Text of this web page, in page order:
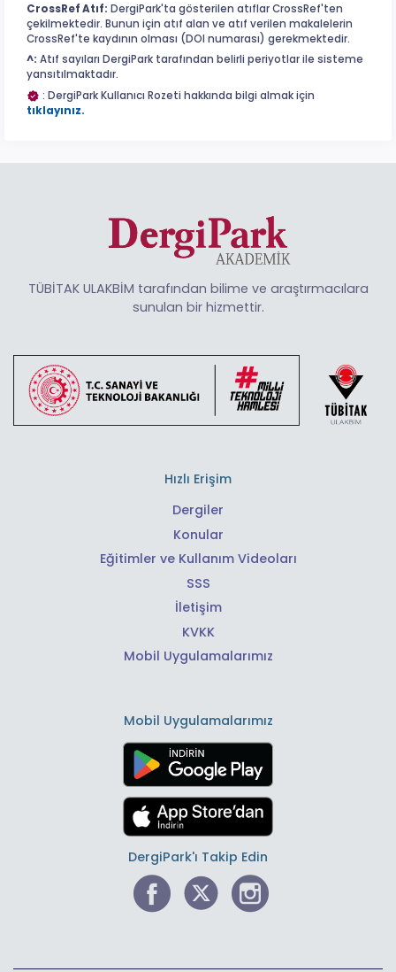
CrossRef Atıf: DergiPark'ta gösterilen atıflar CrossRef'ten
çekilmektedir. Bunun için atıf alan ve atıf verilen makalelerin
CrossRef'te kaydının olması (DOI numarası) gerekmektedir.
^: Atıf sayıları DergiPark tarafından belirli periyotlar ile sisteme
yansıtılmaktadır.
: DergiPark Kullanıcı Rozeti hakkında bilgi almak için
tıklayınız.
TÜBİTAK ULAKBİM tarafından bilime ve araştırmacılara
sunulan bir hizmettir.
Hızlı Erişim
Dergiler
Konular
Eğitimler ve Kullanım Videoları
SSS
İletişim
KVKK
Mobil Uygulamalarımız
Mobil Uygulamalarımız
DergiPark'ı Takip Edin